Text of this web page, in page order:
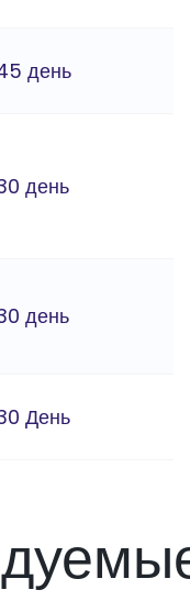
день
день
день
День